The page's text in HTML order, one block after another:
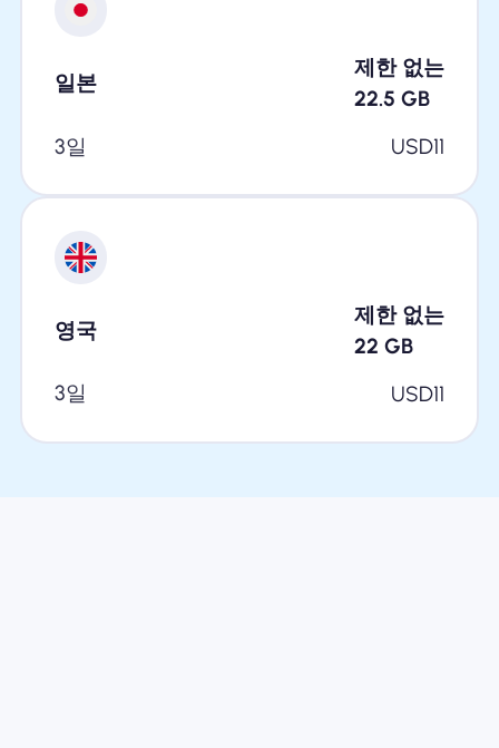
일본
제한 없는
22.5 GB
3일
USD11
영국
제한 없는
22 GB
3일
USD11